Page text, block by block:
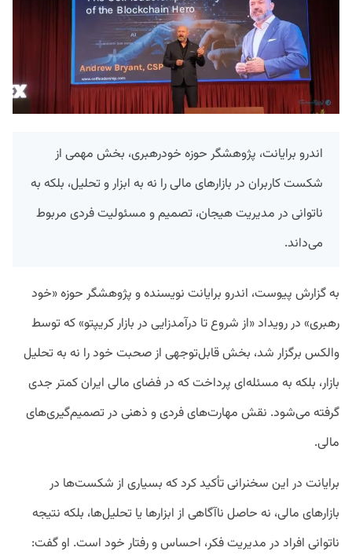
اندرو برایانت، پژوهشگر حوزه خودرهبری، بخش مهمی از
شکست کاربران در بازارهای مالی را نه به ابزار و تحلیل، بلکه به
ناتوانی در مدیریت هیجان، تصمیم و مسئولیت فردی مربوط
می‌داند.
به گزارش پیوست، اندرو برایانت نویسنده و پژوهشگر حوزه «خود
رهبری» در رویداد «از شروع تا درآمدزایی در بازار کریپتو» که توسط
والکس برگزار شد، بخش قابل‌توجهی از صحبت خود را نه به تحلیل
بازار، بلکه به مسئله‌ای پرداخت که در فضای مالی ایران کمتر جدی
گرفته می‌شود. نقش مهارت‌های فردی و ذهنی در تصمیم‌گیری‌های
مالی.
برایانت در این سخنرانی تأکید کرد که بسیاری از شکست‌ها در
بازارهای مالی، نه حاصل ناآگاهی از ابزارها یا تحلیل‌ها، بلکه نتیجه
ناتوانی افراد در مدیریت فکر، احساس و رفتار خود است. او گفت: